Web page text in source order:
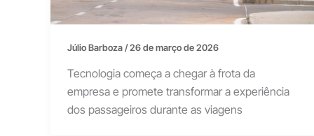
Júlio Barboza/26 de março de 2026
Tecnologia começa a chegar à frota da
empresa e promete transformar a experiência
dos passageiros durante as viagens